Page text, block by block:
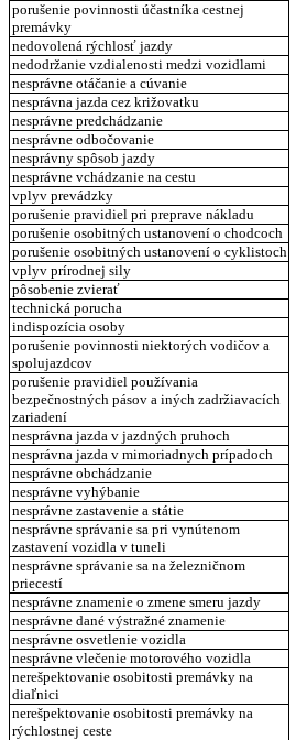
porušenie povinnosti účastníka cestnej
premávky
nedovolená rýchlosť jazdy
nedodržanie vzdialenosti medzi vozidlami
nesprávne otáčanie a cúvanie
nesprávna jazda cez križovatku
nesprávne predchádzanie
nesprávne odbočovanie
nesprávny spôsob jazdy
nesprávne vchádzanie na cestu
vplyv prevádzky
porušenie pravidiel pri preprave nákladu
porušenie osobitných ustanovení o chodcoch
porušenie osobitných ustanovení o cyklistoch
vplyv prírodnej sily
pôsobenie zvierať
technická porucha
indispozícia osoby
porušenie povinnosti niektorých vodičov a
spolujazdcov
porušenie pravidiel používania
bezpečnostných pásov a iných zadržiavacích
zariadení
nesprávna jazda v jazdných pruhoch
nesprávna jazda v mimoriadnych prípadoch
nesprávne obchádzanie
nesprávne vyhýbanie
nesprávne zastavenie a státie
nesprávne správanie sa pri vynútenom
zastavení vozidla v tuneli
nesprávne správanie sa na železničnom
priecestí
nesprávne znamenie o zmene smeru jazdy
nesprávne dané výstražné znamenie
nesprávne osvetlenie vozidla
nesprávne vlečenie motorového vozidla
nerešpektovanie osobitosti premávky na
diaľnici
nerešpektovanie osobitosti premávky na
rýchlostnej ceste